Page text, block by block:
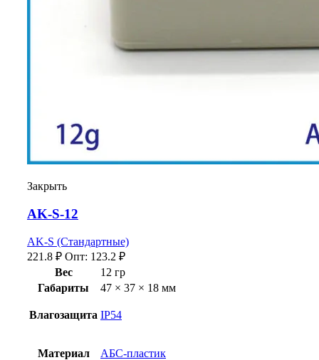
Закрыть
AK-S-12
AK-S (Стандартные)
221.8 ₽ Опт: 123.2 ₽
Вес
12 гр
Габариты
47 × 37 × 18 мм
Влагозащита IP54
Материал АБС-пластик